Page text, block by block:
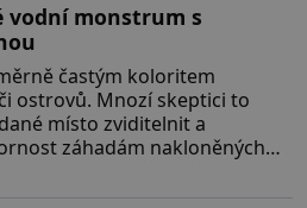
vodní monstrum s
častým koloritem
ostrovů. Mnozí skeptici to
místo zviditelnit a
záhadám nakloněných